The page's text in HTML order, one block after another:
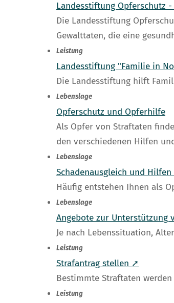
Landesstiftung Opferschutz
Die Landesstiftung
Gewalttaten, die eine
Leistung
Landesstiftung "Familie in
Die Landesstiftung hilft
Lebenslage
Opferschutz und Opferhilfe
Als Opfer von Straftaten
den verschiedenen Hilfen
Lebenslage
Schadenausgleich und
Häufig entstehen Ihnen als
Lebenslage
Angebote zur Unterstützung
Je nach Lebenssituation,
Leistung
Strafantrag stellen ➚
Bestimmte Straftaten
Leistung